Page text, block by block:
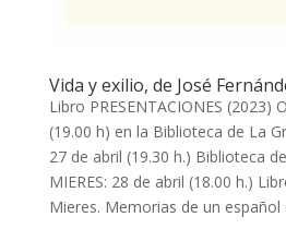
Vida y exilio, de José
Libro PRESENTACIONES (2023)
(19.00 h) en la Biblioteca de La
27 de abril (19.30 h.) Biblioteca
MIERES: 28 de abril (18.00 h.)
Mieres. Memorias de un español